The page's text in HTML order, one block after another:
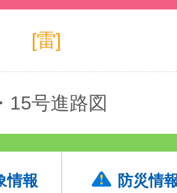
[雷]
15号進路図
情報 防災情